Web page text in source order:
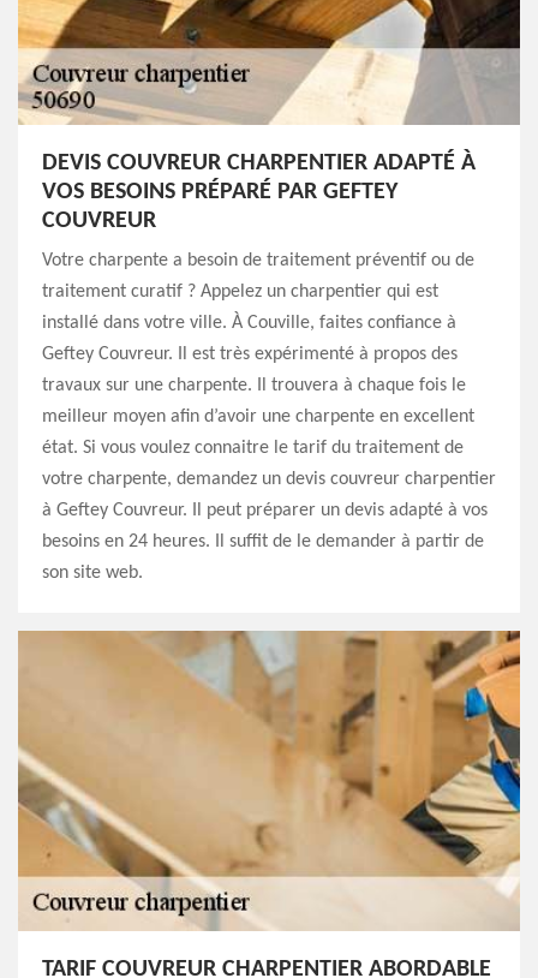
DEVIS COUVREUR CHARPENTIER ADAPTÉ À
VOS BESOINS PRÉPARÉ PAR GEFTEY
COUVREUR
Votre charpente a besoin de traitement préventif ou de
traitement curatif ? Appelez un charpentier qui est
installé dans votre ville. À Couville, faites confiance à
Geftey Couvreur. Il est très expérimenté à propos des
travaux sur une charpente. Il trouvera à chaque fois le
meilleur moyen afin d’avoir une charpente en excellent
état. Si vous voulez connaitre le tarif du traitement de
votre charpente, demandez un devis couvreur charpentier
à Geftey Couvreur. Il peut préparer un devis adapté à vos
besoins en 24 heures. Il suffit de le demander à partir de
son site web.
TARIF COUVREUR CHARPENTIER ABORDABLE